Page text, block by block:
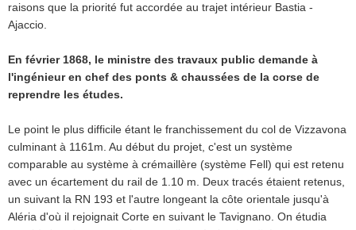
raisons que la priorité fut accordée au trajet intérieur Bastia -
Ajaccio.
En février 1868, le ministre des travaux public demande à
l'ingénieur en chef des ponts & chaussées de la corse de
reprendre les études.
Le point le plus difficile étant le franchissement du col de Vizzavona
culminant à 1161m. Au début du projet, c'est un système
comparable au système à crémaillère (système Fell) qui est retenu
avec un écartement du rail de 1.10 m. Deux tracés étaient retenus,
un suivant la RN 193 et l'autre longeant la côte orientale jusqu'à
Aléria d'où il rejoignait Corte en suivant le Tavignano. On étudia